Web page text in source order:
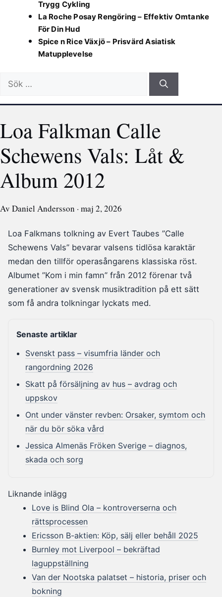
Trygg Cykling
La Roche Posay Rengöring – Effektiv Omtanke
För Din Hud
Spice n Rice Växjö – Prisvärd Asiatisk
Matupplevelse
Sök
efter:
Loa Falkman Calle
Schewens Vals: Låt &
Album 2012
Av Daniel Andersson · maj 2, 2026
Loa Falkmans tolkning av Evert Taubes ”Calle
Schewens Vals” bevarar valsens tidlösa karaktär
medan den tillför operasångarens klassiska röst.
Albumet ”Kom i min famn” från 2012 förenar två
generationer av svensk musiktradition på ett sätt
som få andra tolkningar lyckats med.
Senaste artiklar
Svenskt pass – visumfria länder och
rangordning 2026
Skatt på försäljning av hus – avdrag och
uppskov
Ont under vänster revben: Orsaker, symtom och
när du bör söka vård
Jessica Almenäs Fröken Sverige – diagnos,
skada och sorg
Liknande inlägg
Love is Blind Ola – kontroverserna och
rättsprocessen
Ericsson B-aktien: Köp, sälj eller behåll 2025
Burnley mot Liverpool – bekräftad
laguppställning
Van der Nootska palatset – historia, priser och
bokning